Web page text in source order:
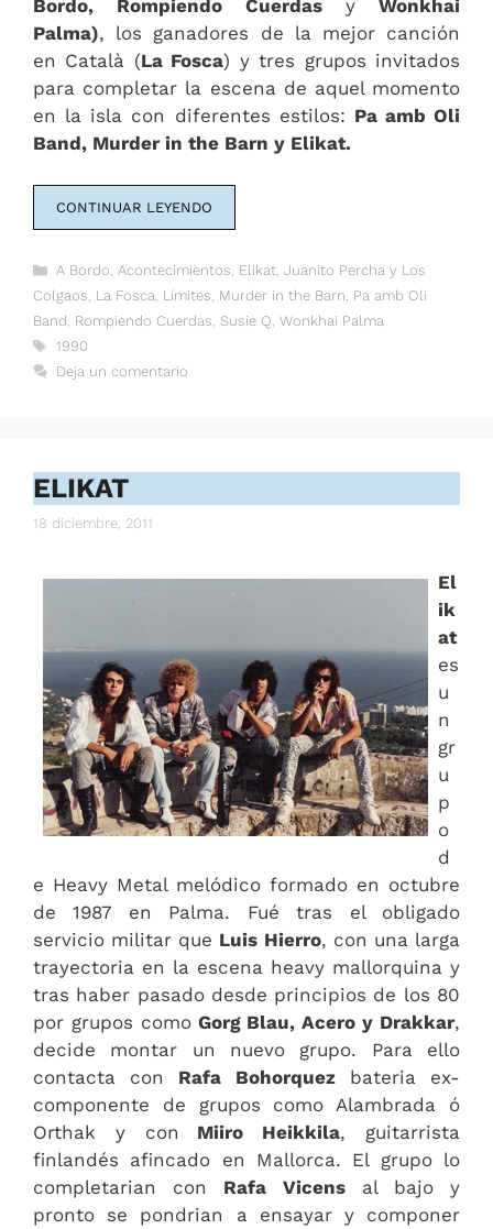
Bordo, Rompiendo Cuerdas y Wonkhai
Palma), los ganadores de la mejor canción
en Català (La Fosca) y tres grupos invitados
para completar la escena de aquel momento
en la isla con diferentes estilos: Pa amb Oli
Band, Murder in the Barn y Elikat.
CONTINUAR LEYENDO
Categorías
A Bordo, Acontecimientos, Elikat, Juanito Percha y Los
Colgaos, La Fosca, Límites, Murder in the Barn, Pa amb Oli
Band, Rompiendo Cuerdas, Susie Q, Wonkhai Palma
Etiquetas
1990
Deja un comentario
ELIKAT
18 diciembre, 2011
El
ik
at
es
u
n
gr
u
p
o
d
e Heavy Metal melódico formado en octubre
de 1987 en Palma. Fué tras el obligado
servicio militar que Luis Hierro, con una larga
trayectoria en la escena heavy mallorquina y
tras haber pasado desde principios de los 80
por grupos comoGorg Blau, Acero y Drakkar,
decide montar un nuevo grupo. Para ello
contacta con Rafa Bohorquezbateria ex-
componente de grupos como Alambrada ó
Orthak y con Miiro Heikkila, guitarrista
finlandés afincado en Mallorca. El grupo lo
completarian con Rafa Vicensal bajo y
pronto se pondrian a ensayar y componer